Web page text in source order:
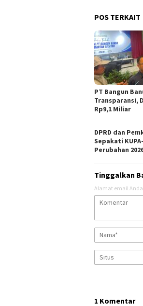
POS TERKAIT
PT Bangun
Transparansi,
Rp9,1 Miliar
DPRD dan
Sepakati
Perubahan
Tinggalkan
Alamat email
1 Komentar